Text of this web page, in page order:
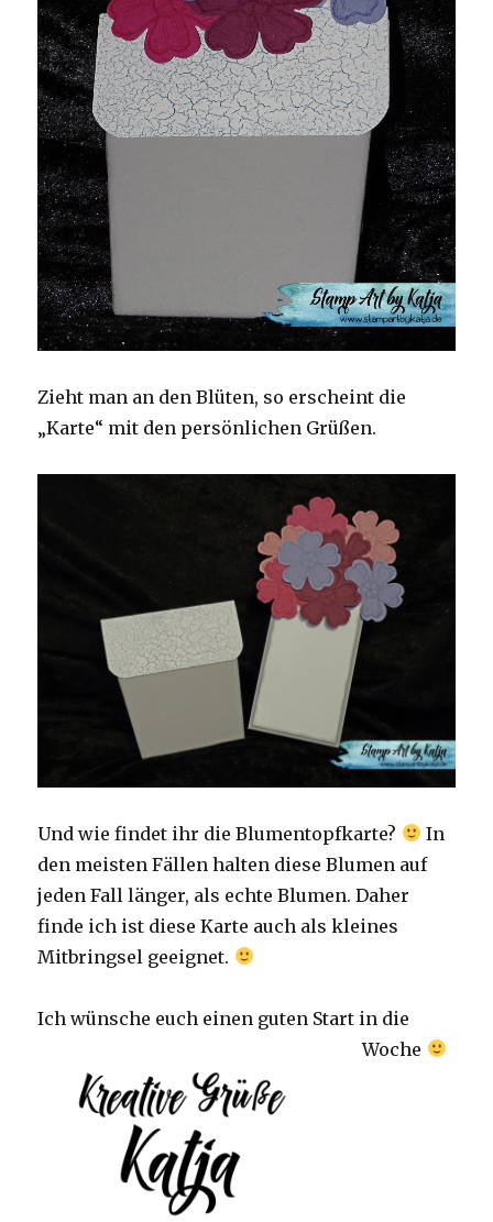
Zieht man an den Blüten, so erscheint die
„Karte“ mit den persönlichen Grüßen.
Und wie findet ihr die Blumentopfkarte?
In
den meisten Fällen halten diese Blumen auf
jeden Fall länger, als echte Blumen. Daher
finde ich ist diese Karte auch als kleines
Mitbringsel geeignet.
Ich wünsche euch einen guten Start in die
Woche